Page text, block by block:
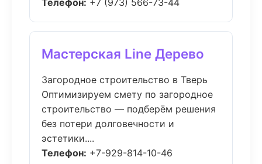
Телефон: +7 (973) 566-73-44
Мастерская Line Дерево
Загородное строительство в Тверь
Оптимизируем смету по загородное
строительство — подберём решения
без потери долговечности и
эстетики....
Телефон: +7-929-814-10-46